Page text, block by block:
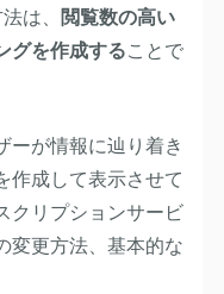
は、 閲覧数の高い
グを作成することで
ーが情報に辿り着き
作成して表示させて
クリプションサービ
変更方法、基本的な